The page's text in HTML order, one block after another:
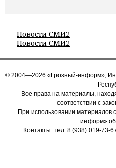
Новости СМИ2
Новости СМИ2
© 2004—2026 «Грозный-информ»,
Все права на материалы,
соответствии с
При использовании материалов
информ»
Контакты: тел: 8 (938) 019-73-